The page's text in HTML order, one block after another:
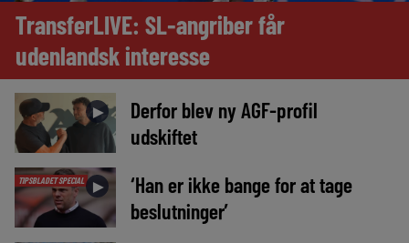
TransferLIVE: SL-angriber får
udenlandsk interesse
►
Derfor blev ny AGF-profil
udskiftet
TIPSBLADET SPECIAL ►
‘Han er ikke bange for at tage
beslutninger’